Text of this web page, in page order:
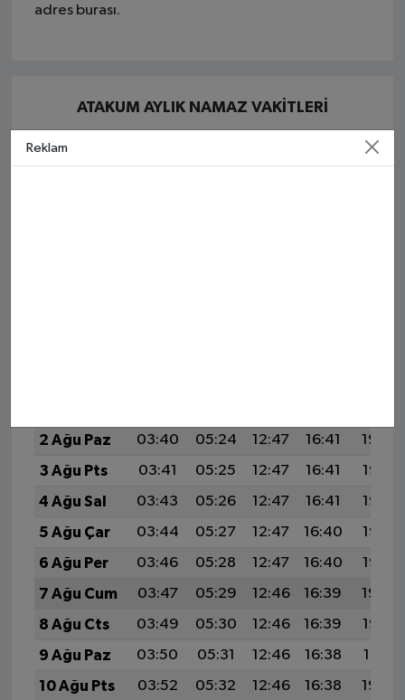
adres burası.
ATAKUM AYLIK NAMAZ VAKITLERI
İMSAK GÜNEŞ ÖĞLE İKINDI
2 Ağu Paz
03:40 05:24 12:47 16:41
19:59
3 Ağu Pts
03:41 05:25 12:47 16:41
19:58
4 Ağu Sal
03:43 05:26 12:47 16:41
19:57
5 Ağu Çar
03:44 05:27 12:47 16:40
19:56
6 Ağu Per
03:46 05:28 12:47 16:40
19:55
7 Ağu Cum
03:47 05:29 12:46 16:39
19:54
8 Ağu Cts
03:49 05:30 12:46 16:39
19:52
9 Ağu Paz
03:50 05:31 12:46 16:38
19:51
10 Ağu Pts
03:52 05:32 12:46 16:38
19:50
Reklam